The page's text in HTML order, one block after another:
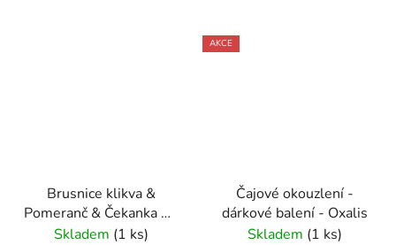
Brusnice klikva &
Pomeranč & Čekanka 50
g Čistící čaj GREŠÍK
Skladem (1 ks)
AKCE
Čajové okouzlení -
dárkové balení - Oxalis
Skladem (1 ks)